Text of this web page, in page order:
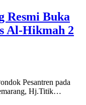
Resmi Buka
Al-Hikmah 2
Pesantren pada
Hj.Titik…